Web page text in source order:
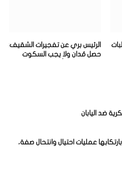
ضد اليابان
عمليات احتيال وانتحال صفة،
الرئيس بري عن تفجيرات الشقيف: ما
حصل مُدان ولا يجب السكوت